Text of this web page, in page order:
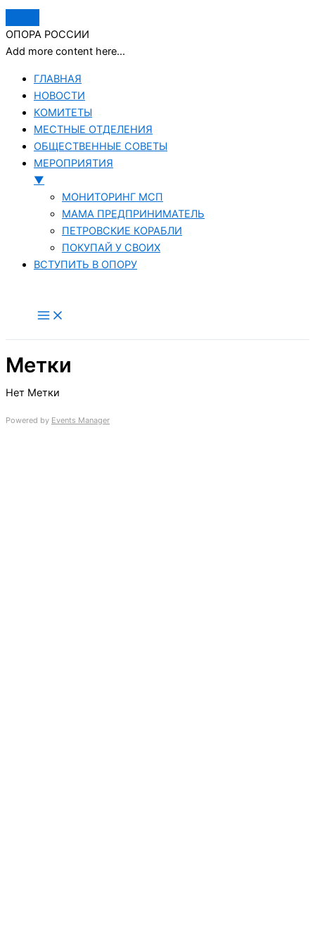
ОПОРА РОССИИ
Add more content here...
ГЛАВНАЯ
НОВОСТИ
КОМИТЕТЫ
МЕСТНЫЕ ОТДЕЛЕНИЯ
ОБЩЕСТВЕННЫЕ СОВЕТЫ
МЕРОПРИЯТИЯ
▼
МОНИТОРИНГ МСП
МАМА ПРЕДПРИНИМАТЕЛЬ
ПЕТРОВСКИЕ КОРАБЛИ
ПОКУПАЙ У СВОИХ
ВСТУПИТЬ В ОПОРУ
Метки
Нет Метки
Powered by Events Manager